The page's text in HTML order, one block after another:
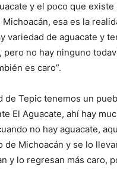
y el poco que existe
esa es la
variedad de aguacate y
pero no hay ninguno
es caro”.
de Tepic tenemos un
El Aguacate, ahí hay
no hay aguacate,
de Michoacán y se lo
y lo regresan más caro,